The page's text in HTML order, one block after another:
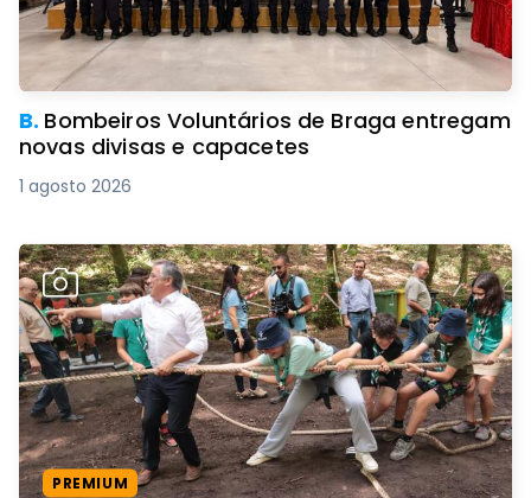
B. Bombeiros Voluntários de Braga entregam
novas divisas e capacetes
1 agosto 2026
PREMIUM